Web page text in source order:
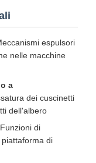
espulsori
nelle macchine
a
dei cuscinetti
dell'albero
Funzioni di
di